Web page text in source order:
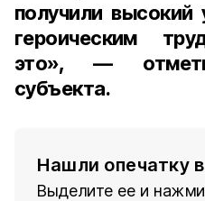
получили
героическим
это», —
субъекта.
Нашли опечатку
Выделите ее и